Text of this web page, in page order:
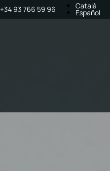
+34 93 766 59 96 Català
Español